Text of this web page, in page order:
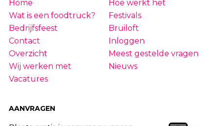
Home
Hoe werkt het
Wat is een foodtruck?
Festivals
Bedrijfsfeest
Bruiloft
Contact
Inloggen
Overzicht
Meest gestelde vragen
Wij werken met
Nieuws
Vacatures
AANVRAGEN